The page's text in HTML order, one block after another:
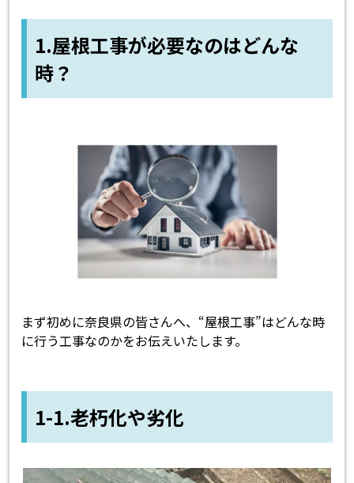
1.屋根工事が必要なのはどんな
時？
まず初めに奈良県の皆さんへ、“屋根工事”はどんな時
に行う工事なのかをお伝えいたします。
1-1.老朽化や劣化